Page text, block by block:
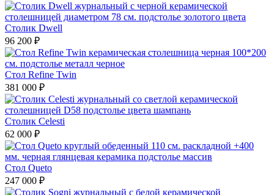
Столик Dwell
96 200 ₽
Стол Refine Twin
381 000 ₽
Столик Celesti
62 000 ₽
Стол Queto
247 000 ₽